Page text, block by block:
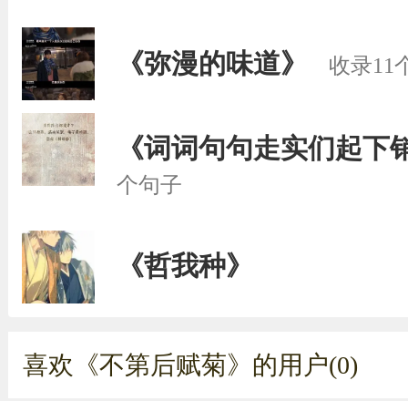
《弥漫的味道》 收录11
《词词句句走实们起下
个句子
《哲我种》
喜欢《不第后赋菊》的用户(0)